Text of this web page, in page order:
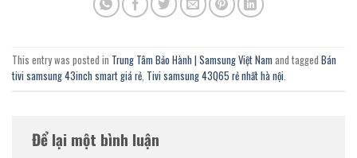
This entry was posted in Trung Tâm Bảo Hành | Samsung Việt Nam and tagged Bán
tivi samsung 43inch smart giá rẻ, Tivi samsung 43Q65 rẻ nhất hà nội.
Để lại một bình luận